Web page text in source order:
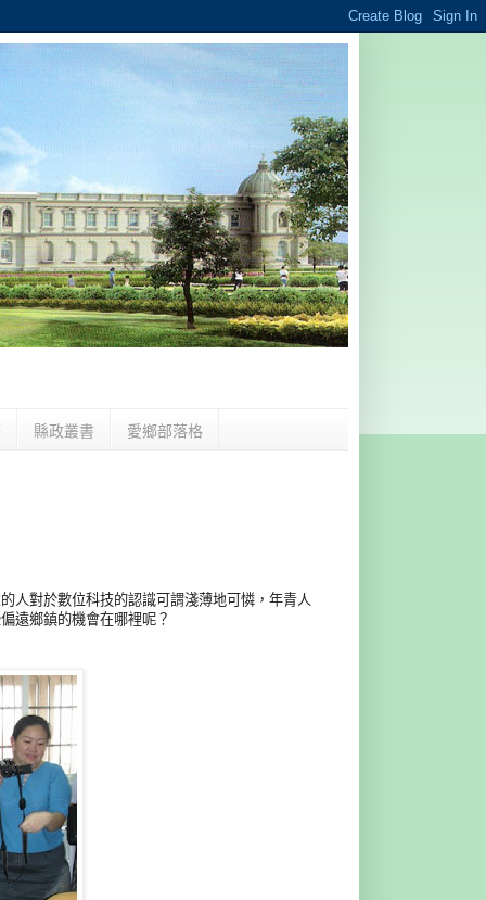
縣政叢書 愛鄉部落格
人對於數位科技的認識可謂淺薄地可憐，年青人
遠鄉鎮的機會在哪裡呢？